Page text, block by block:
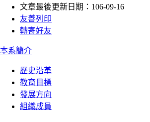
文章最後更新日期：106-09-16
友善列印
轉寄好友
:::
本系簡介
歷史沿革
教育目標
發展方向
組織成員